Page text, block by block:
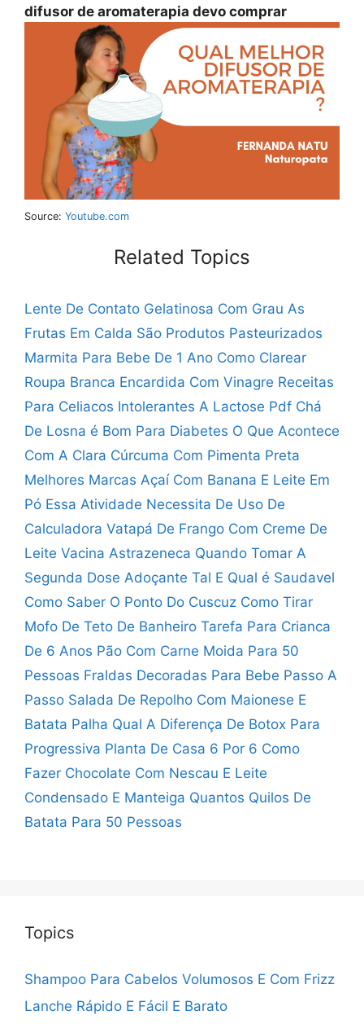
difusor de aromaterapia devo comprar
Source: Youtube.com
Related Topics
Lente De Contato Gelatinosa Com Grau As
Frutas Em Calda São Produtos Pasteurizados
Marmita Para Bebe De 1 Ano Como Clarear
Roupa Branca Encardida Com Vinagre Receitas
Para Celiacos Intolerantes A Lactose Pdf Chá
De Losna é Bom Para Diabetes O Que Acontece
Com A Clara Cúrcuma Com Pimenta Preta
Melhores Marcas Açaí Com Banana E Leite Em
Pó Essa Atividade Necessita De Uso De
Calculadora Vatapá De Frango Com Creme De
Leite Vacina Astrazeneca Quando Tomar A
Segunda Dose Adoçante Tal E Qual é Saudavel
Como Saber O Ponto Do Cuscuz Como Tirar
Mofo De Teto De Banheiro Tarefa Para Crianca
De 6 Anos Pão Com Carne Moida Para 50
Pessoas Fraldas Decoradas Para Bebe Passo A
Passo Salada De Repolho Com Maionese E
Batata Palha Qual A Diferença De Botox Para
Progressiva Planta De Casa 6 Por 6 Como
Fazer Chocolate Com Nescau E Leite
Condensado E Manteiga Quantos Quilos De
Batata Para 50 Pessoas
Topics
Shampoo Para Cabelos Volumosos E Com Frizz
Lanche Rápido E Fácil E Barato